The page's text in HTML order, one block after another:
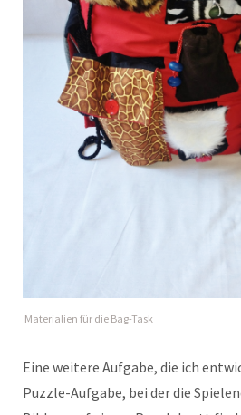
Materialien für die Bag-Task
Eine weitere Aufgabe, die ich
Puzzle-Aufgabe, bei der die